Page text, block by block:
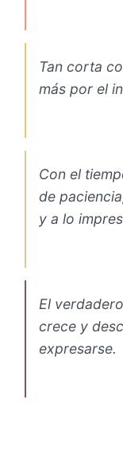
Tan corta
más por el
Con el
de
y a lo
El
crece y
expresarse.